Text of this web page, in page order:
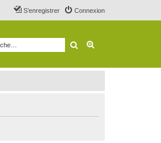
Connexion
S’enregistrer
Rechercher